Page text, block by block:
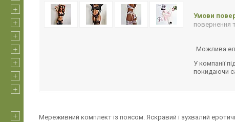
повернення
У компанії
покидаючи
Мереживний комплект із поясом. Яскравий і зухвалий